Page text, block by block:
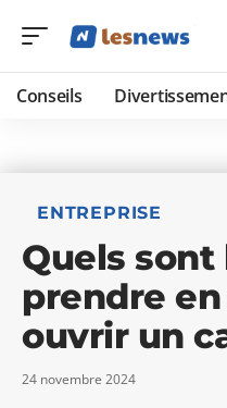
Conseils
ENTREPRISE
Quels sont
prendre
ouvrir un
24 novembre 2024